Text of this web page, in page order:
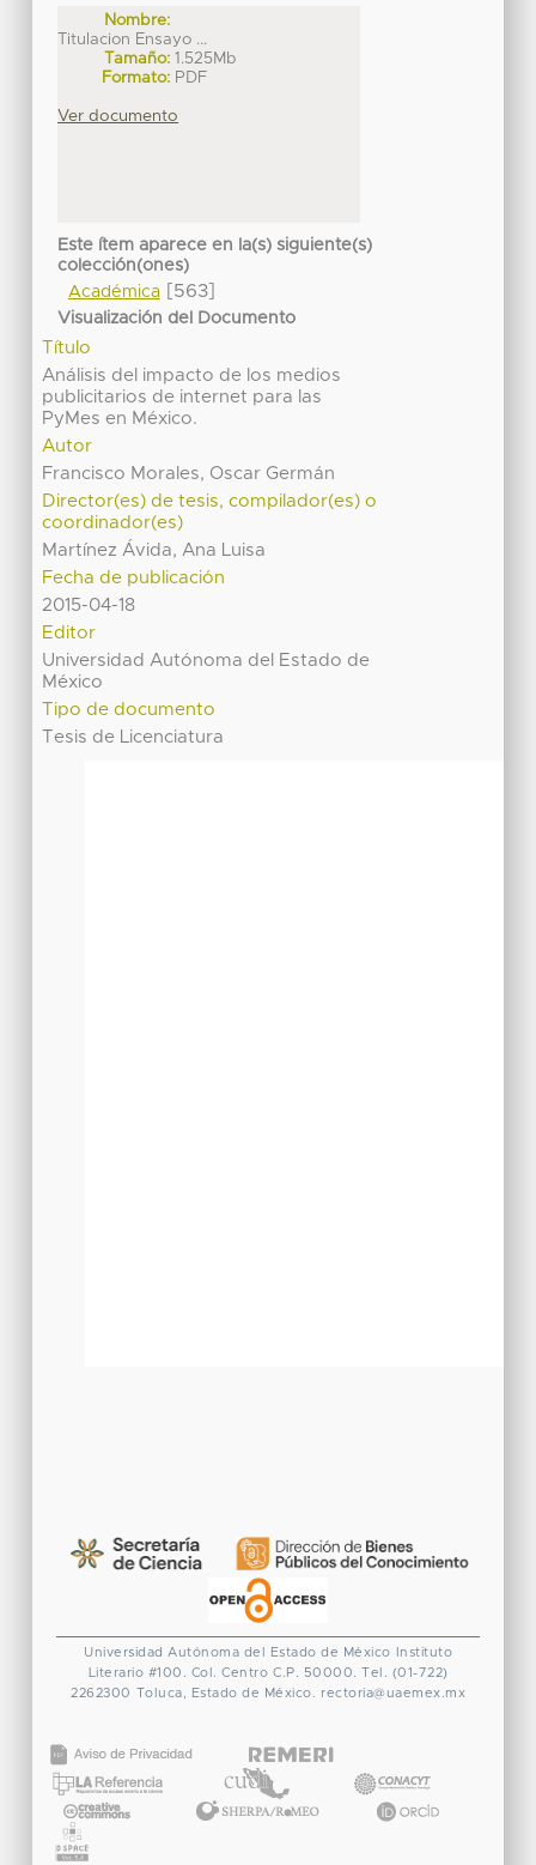
Nombre:
Titulacion Ensayo ...
Tamaño: 1.525Mb
Formato: PDF
Ver documento
Este ítem aparece en la(s) siguiente(s)
colección(ones)
Académica[563]
Visualización del Documento
Título
Análisis del impacto de los medios
publicitarios de internet para las
PyMes en México.
Autor
Francisco Morales, Oscar Germán
Director(es) de tesis, compilador(es) o
coordinador(es)
Martínez Ávida, Ana Luisa
Fecha de publicación
2015-04-18
Editor
Universidad Autónoma del Estado de
México
Tipo de documento
Tesis de Licenciatura
Universidad Autónoma del Estado de México
Instituto
Literario #100. Col. Centro C.P. 50000. Tel. (01-722)
2262300 Toluca, Estado de México. rectoria@uaemex.mx